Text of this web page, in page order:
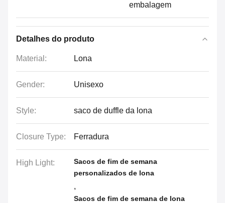
embalagem
Detalhes do produto
Material: Lona
Gender: Unisexo
Style: saco de duffle da lona
Closure Type: Ferradura
High Light:
Sacos de fim de semana
personalizados de lona
,
Sacos de fim de semana de lona